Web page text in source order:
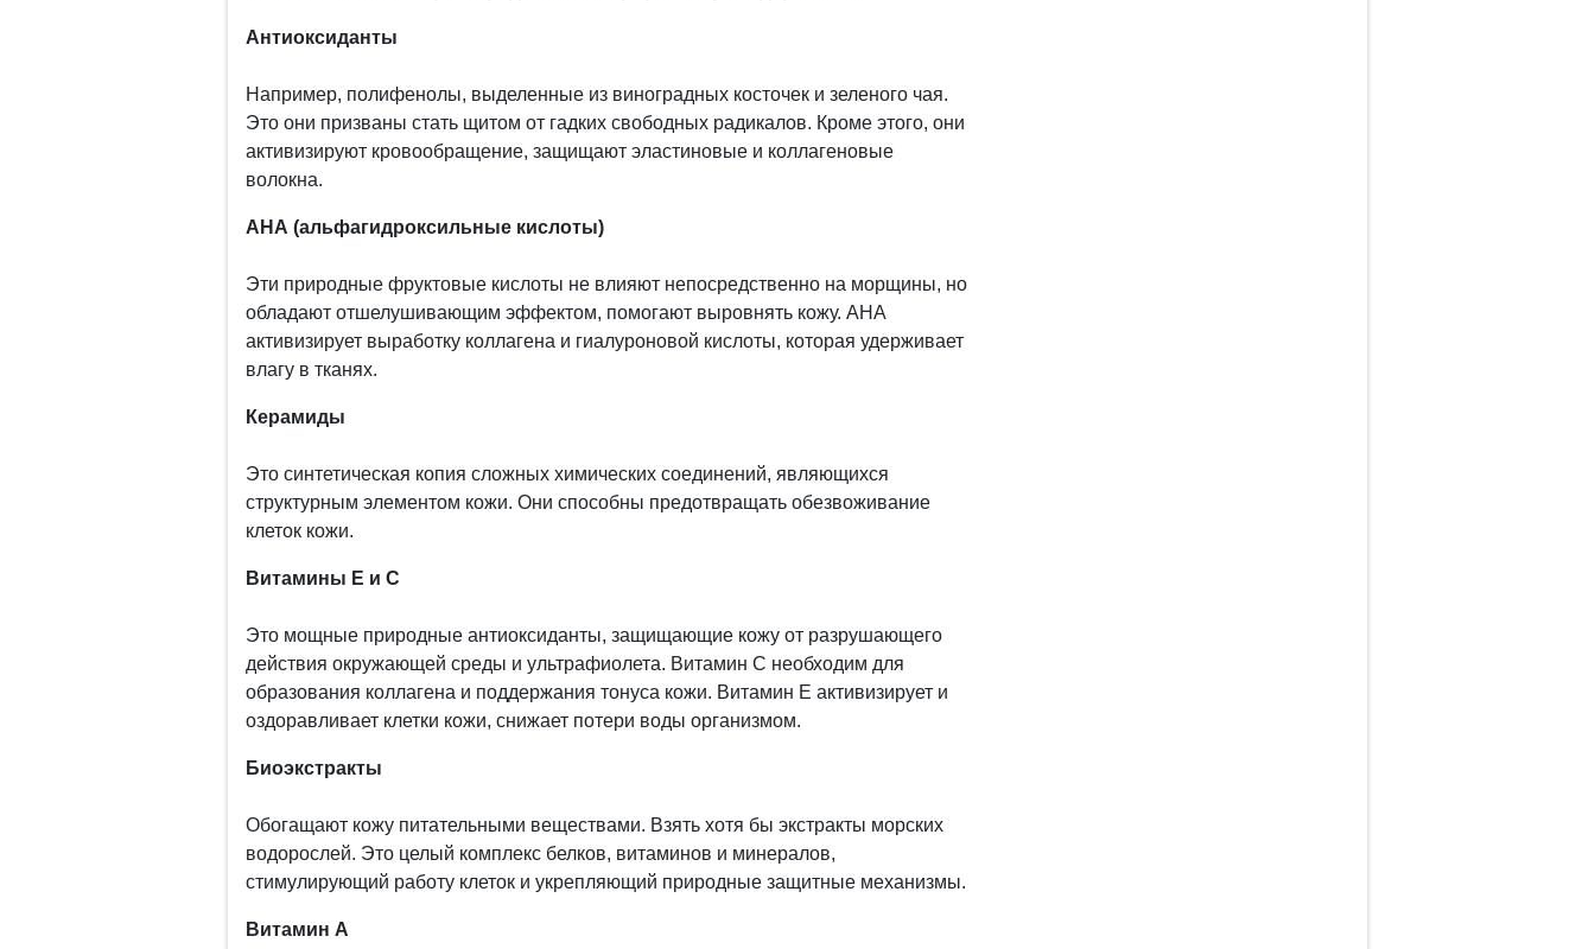
Антиоксиданты
Например, полифенолы, выделенные из виноградных косточек и зеленого чая.
Это они призваны стать щитом от гадких свободных радикалов. Кроме этого, они
активизируют кровообращение, защищают эластиновые и коллагеновые
волокна.
АHА (альфагидроксильные кислоты)
Эти природные фруктовые кислоты не влияют непосредственно на морщины, но
обладают отшелушивающим эффектом, помогают выровнять кожу. АНА
активизирует выработку коллагена и гиалуроновой кислоты, которая удерживает
влагу в тканях.
Керамиды
Это синтетическая копия сложных химических соединений, являющихся
структурным элементом кожи. Они способны предотвращать обезвоживание
клеток кожи.
Витамины E и C
Это мощные природные антиоксиданты, защищающие кожу от разрушающего
действия окружающей среды и ультрафиолета. Витамин С необходим для
образования коллагена и поддержания тонуса кожи. Витамин Е активизирует и
оздоравливает клетки кожи, снижает потери воды организмом.
Биоэкстракты
Обогащают кожу питательными веществами. Взять хотя бы экстракты морских
водорослей. Это целый комплекс белков, витаминов и минералов,
стимулирующий работу клеток и укрепляющий природные защитные механизмы.
Витамин А